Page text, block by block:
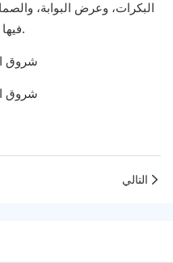
البكرات، وعرض البوابة،
فيها عن طريق الحركة الدوارة أو اللولبية.
التالي